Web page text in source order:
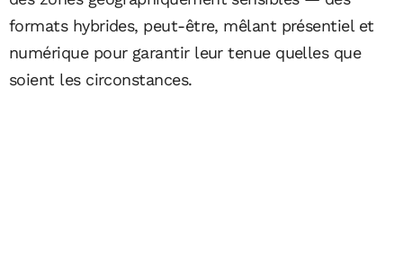
formats hybrides, peut-être, mêlant présentiel et
numérique pour garantir leur tenue quelles que
soient les circonstances.